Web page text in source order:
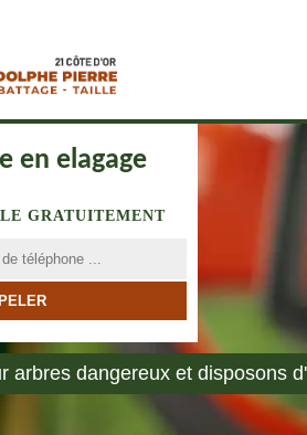
en elagage
GRATUITEMENT
arbres dangereux et disposons